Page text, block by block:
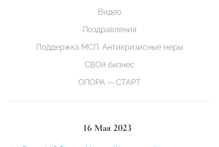
Видео
Поздравления
Поддержка МСП. Антикризисные меры
СВОй бизнес
ОПОРА — СТАРТ
16 Мая 2023